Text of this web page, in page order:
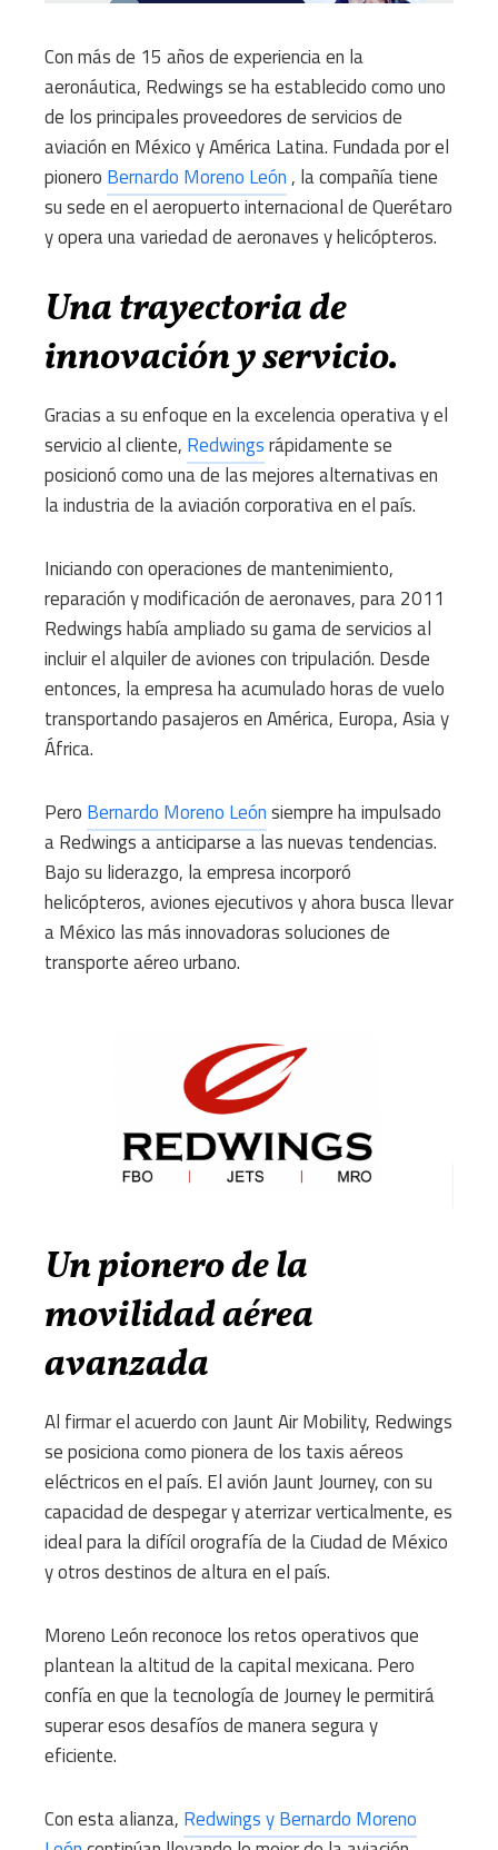
Con más de 15 años de experiencia en la
aeronáutica, Redwings se ha establecido como uno
de los principales proveedores de servicios de
aviación en México y América Latina. Fundada por el
pionero Bernardo Moreno León, la compañía tiene
su sede en el aeropuerto internacional de Querétaro
y opera una variedad de aeronaves y helicópteros.
Una trayectoria de
innovación y servicio.
Gracias a su enfoque en la excelencia operativa y el
servicio al cliente, Redwingsrápidamente se
posicionó como una de las mejores alternativas en
la industria de la aviación corporativa en el país.
Iniciando con operaciones de mantenimiento,
reparación y modificación de aeronaves, para 2011
Redwings había ampliado su gama de servicios al
incluir el alquiler de aviones con tripulación. Desde
entonces, la empresa ha acumulado horas de vuelo
transportando pasajeros en América, Europa, Asia y
África.
Pero Bernardo Moreno Leónsiempre ha impulsado
a Redwings a anticiparse a las nuevas tendencias.
Bajo su liderazgo, la empresa incorporó
helicópteros, aviones ejecutivos y ahora busca llevar
a México las más innovadoras soluciones de
transporte aéreo urbano.
Un pionero de la
movilidad aérea
avanzada
Al firmar el acuerdo con Jaunt Air Mobility, Redwings
se posiciona como pionera de los taxis aéreos
eléctricos en el país. El avión Jaunt Journey, con su
capacidad de despegar y aterrizar verticalmente, es
ideal para la difícil orografía de la Ciudad de México
y otros destinos de altura en el país.
Moreno León reconoce los retos operativos que
plantean la altitud de la capital mexicana. Pero
confía en que la tecnología de Journey le permitirá
superar esos desafíos de manera segura y
eficiente.
Con esta alianza, Redwings y Bernardo Moreno